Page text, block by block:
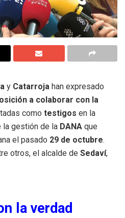
y Catarroja han expresado
a colaborar con la
como testigos en la
la gestión de la DANA que
el pasado 29 de octubre.
otros, el alcalde de Sedaví,
la verdad